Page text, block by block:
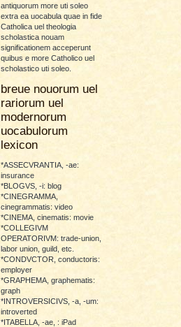
antiquorum more uti soleo
extra ea uocabula quae in fide
Catholica uel theologia
scholastica nouam
significationem acceperunt
quibus e more Catholico uel
scholastico uti soleo.
breue nouorum uel
rariorum uel
modernorum
uocabulorum
lexicon
*ASSECVRANTIA, -ae:
insurance
*BLOGVS, -i: blog
*CINEGRAMMA,
cinegrammatis: video
*CINEMA, cinematis: movie
*COLLEGIVM
OPERATORIVM: trade-union,
labor union, guild, etc.
*CONDVCTOR, conductoris:
employer
*GRAPHEMA, graphematis:
graph
*INTROVERSICIVS, -a, -um:
introverted
*ITABELLA, -ae, : iPad